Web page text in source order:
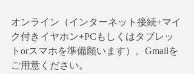
オンライン（インターネット接続+マイ
ク付きイヤホン+PCもしくはタブレッ
トorスマホを準備願います）。Gmailを
ご用意ください。